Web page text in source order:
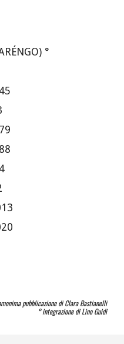
°
pubblicazione di Clara Bastianelli
° integrazione di Lino Guidi